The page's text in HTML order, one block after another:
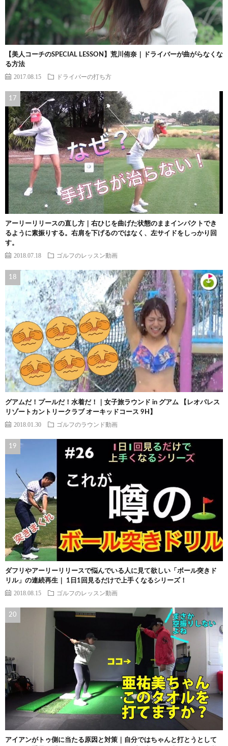
【美人コーチのSPECIAL LESSON】荒川侑奈｜ドライバーが曲がらなくな
る方法
2017.08.15 ドライバーの打ち方
アーリーリリースの直し方｜右ひじを曲げた状態のままインパクトでき
るように素振りする。右肩を下げるのではなく、左サイドをしっかり回
す。
2018.07.18 ゴルフのレッスン動画
グアムだ！プールだ！水着だ！｜女子旅ラウンド in グアム 【レオパレス
リゾートカントリークラブ オーキッドコース 9H】
2018.01.30 ゴルフのラウンド動画
ダフリやアーリーリリースで悩んでいる人に見て欲しい「ボール突きド
リル」の連続再生｜ 1日1回見るだけで上手くなるシリーズ！
2018.08.15 ゴルフのレッスン動画
アイアンがトゥ側に当たる原因と対策｜自分ではちゃんと打とうとして